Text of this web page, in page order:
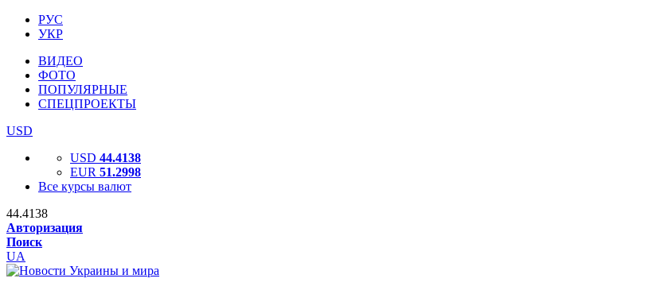
РУС
УКР
ВИДЕО
ФОТО
ПОПУЛЯРНЫЕ
СПЕЦПРОЕКТЫ
USD
USD 44.4138
EUR 51.2998
Все курсы валют
44.4138
Авторизация
Поиск
UA